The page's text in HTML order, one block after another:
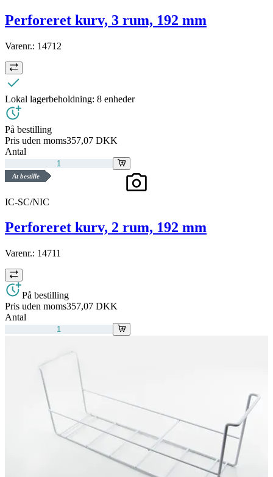
Perforeret kurv, 3 rum, 192 mm
Varenr.: 14712
Lokal lagerbeholdning: 8 enheder
På bestilling
Pris uden moms357,07 DKK
Antal
At bestille
IC-SC/NIC
Perforeret kurv, 2 rum, 192 mm
Varenr.: 14711
På bestilling
Pris uden moms357,07 DKK
Antal